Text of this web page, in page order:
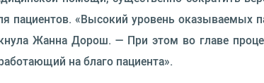
пациентов. «Высокий уровень оказываемых
Жанна Дорош. — При этом во главе
на благо пациента».